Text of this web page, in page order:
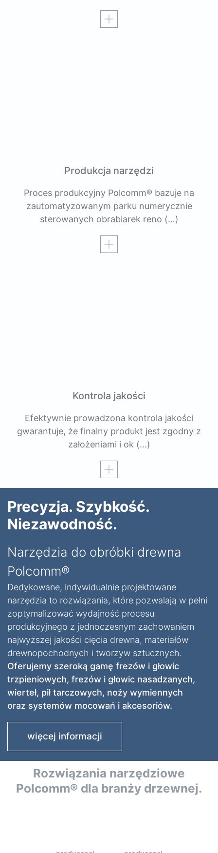
Czytaj więcej
Produkcja narzędzi
Proces produkcyjny Polcomm® bazuje na
zautomatyzowanym parku numerycznie
sterowanych obrabiarek reno (…)
Czytaj więcej
Kontrola jakości
Efektywnie prowadzona kontrola jakości
gwarantuje, że finalny produkt jest zgodny z
założeniami i ok(…)
Czytaj więcej
Precyzja. Szybkość.
Niezawodność.
Narzędzia do obróbki drewna
Polcomm®
Dedykowane, indywidualnie projektowane
narzędzia to rozwiązania, które pozwalają w pełni
zoptymalizować wydajność procesu
produkcyjnego z jednoczesnym zachowaniem
najwyższej jakości cięcia drewna, materiałów
drewnopochodnych i tworzyw sztucznych.
Oferujemy szeroką gamę frezów i głowic
trzpieniowych, frezów i głowic nasadzanych,
wierteł, pił tarczowych, noży wymiennych
oraz systemów mocowań i akcesoriów.
więcej informacji
Rozwiązania narzędziowe
Polcomm® dla branży drzewnej.